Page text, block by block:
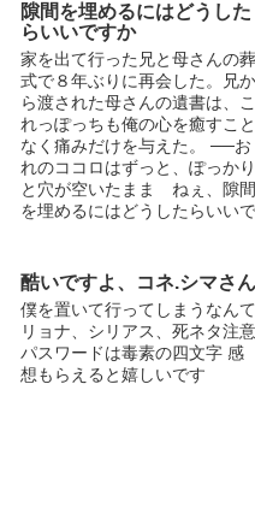
隙間を埋めるにはどうした
らいいですか
家を出て行った兄と母さんの葬
式で８年ぶりに再会した。兄か
ら渡された母さんの遺書は、こ
れっぽっちも俺の心を癒すこと
なく痛みだけを与えた。 ──お
れのココロはずっと、ぽっかり
と穴が空いたまま ねぇ、隙間
を埋めるにはどうしたらいいで
酷いですよ、コネ.シマさん
僕を置いて行ってしまうなんて
リョナ、シリアス、死ネタ注意
パスワードは毒素の四文字 感
想もらえると嬉しいです